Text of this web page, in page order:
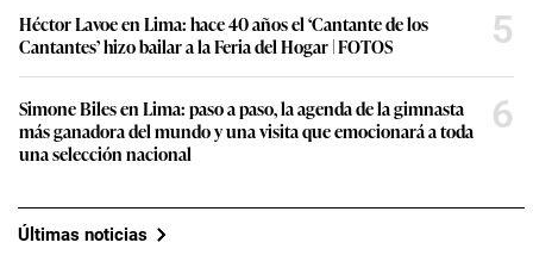
Héctor Lavoe en Lima: hace 40 años el ‘Cantante de los
Cantantes’ hizo bailar a la Feria del Hogar | FOTOS
5
Simone Biles en Lima: paso a paso, la agenda de la gimnasta
más ganadora del mundo y una visita que emocionará a toda
una selección nacional
6
Últimas noticias